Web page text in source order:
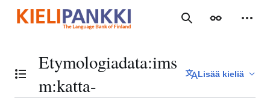
sisältöön
Haku Ulkoasu
Vaihda sisällysluettelo
Etymologiadata:ims
m:katta-
Lisää kieliä